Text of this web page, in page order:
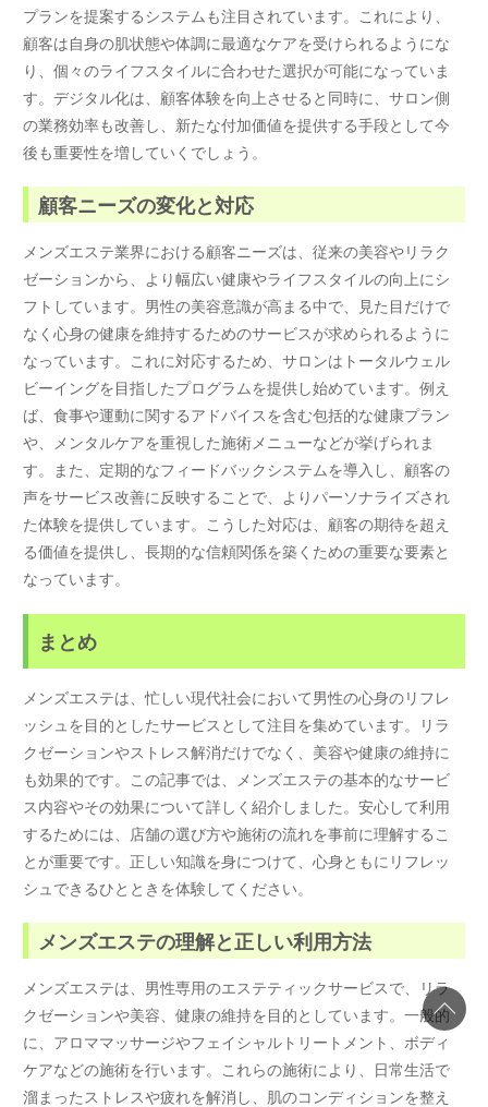
プランを提案するシステムも注目されています。これにより、
顧客は自身の肌状態や体調に最適なケアを受けられるようにな
り、個々のライフスタイルに合わせた選択が可能になっていま
す。デジタル化は、顧客体験を向上させると同時に、サロン側
の業務効率も改善し、新たな付加価値を提供する手段として今
後も重要性を増していくでしょう。
顧客ニーズの変化と対応
メンズエステ業界における顧客ニーズは、従来の美容やリラク
ゼーションから、より幅広い健康やライフスタイルの向上にシ
フトしています。男性の美容意識が高まる中で、見た目だけで
なく心身の健康を維持するためのサービスが求められるように
なっています。これに対応するため、サロンはトータルウェル
ビーイングを目指したプログラムを提供し始めています。例え
ば、食事や運動に関するアドバイスを含む包括的な健康プラン
や、メンタルケアを重視した施術メニューなどが挙げられま
す。また、定期的なフィードバックシステムを導入し、顧客の
声をサービス改善に反映することで、よりパーソナライズされ
た体験を提供しています。こうした対応は、顧客の期待を超え
る価値を提供し、長期的な信頼関係を築くための重要な要素と
なっています。
まとめ
メンズエステは、忙しい現代社会において男性の心身のリフレ
ッシュを目的としたサービスとして注目を集めています。リラ
クゼーションやストレス解消だけでなく、美容や健康の維持に
も効果的です。この記事では、メンズエステの基本的なサービ
ス内容やその効果について詳しく紹介しました。安心して利用
するためには、店舗の選び方や施術の流れを事前に理解するこ
とが重要です。正しい知識を身につけて、心身ともにリフレッ
シュできるひとときを体験してください。
メンズエステの理解と正しい利用方法
メンズエステは、男性専用のエステティックサービスで、リラ
クゼーションや美容、健康の維持を目的としています。一般的
に、アロママッサージやフェイシャルトリートメント、ボディ
ケアなどの施術を行います。これらの施術により、日常生活で
溜まったストレスや疲れを解消し、肌のコンディションを整え